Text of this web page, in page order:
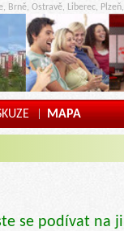
Brně, Ostravě, Liberec,
| MAPA
se podívat na